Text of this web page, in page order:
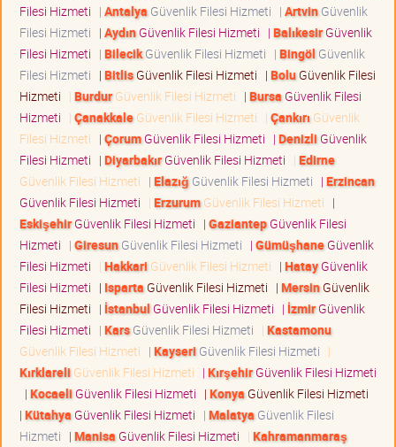
Filesi Hizmeti | Antalya Güvenlik Filesi Hizmeti | ArtvinGüvenlik
Filesi Hizmeti | AydınGüvenlik Filesi Hizmeti | BalıkesirGüvenlik
Filesi Hizmeti | BilecikGüvenlik Filesi Hizmeti | Bingöl Güvenlik
Filesi Hizmeti | BitlisGüvenlik Filesi Hizmeti | BoluGüvenlik Filesi
Hizmeti | BurdurGüvenlik Filesi Hizmeti | Bursa Güvenlik Filesi
Hizmeti | ÇanakkaleGüvenlik Filesi Hizmeti | Çankırı Güvenlik
Filesi Hizmeti | ÇorumGüvenlik Filesi Hizmeti | Denizli Güvenlik
Filesi Hizmeti | DiyarbakırGüvenlik Filesi Hizmeti | Edirne
Güvenlik Filesi Hizmeti | Elazığ Güvenlik Filesi Hizmeti | Erzincan
Güvenlik Filesi Hizmeti | ErzurumGüvenlik Filesi Hizmeti |
EskişehirGüvenlik Filesi Hizmeti | GaziantepGüvenlik Filesi
Hizmeti | GiresunGüvenlik Filesi Hizmeti | GümüşhaneGüvenlik
Filesi Hizmeti | Hakkari Güvenlik Filesi Hizmeti | HatayGüvenlik
Filesi Hizmeti | Isparta Güvenlik Filesi Hizmeti | MersinGüvenlik
Filesi Hizmeti | İstanbul Güvenlik Filesi Hizmeti | İzmirGüvenlik
Filesi Hizmeti | KarsGüvenlik Filesi Hizmeti | Kastamonu
Güvenlik Filesi Hizmeti | Kayseri Güvenlik Filesi Hizmeti |
Kırklareli Güvenlik Filesi Hizmeti | KırşehirGüvenlik Filesi Hizmeti
| Kocaeli Güvenlik Filesi Hizmeti | Konya Güvenlik Filesi Hizmeti
| Kütahya Güvenlik Filesi Hizmeti | Malatya Güvenlik Filesi
Hizmeti | Manisa Güvenlik Filesi Hizmeti | Kahramanmaraş